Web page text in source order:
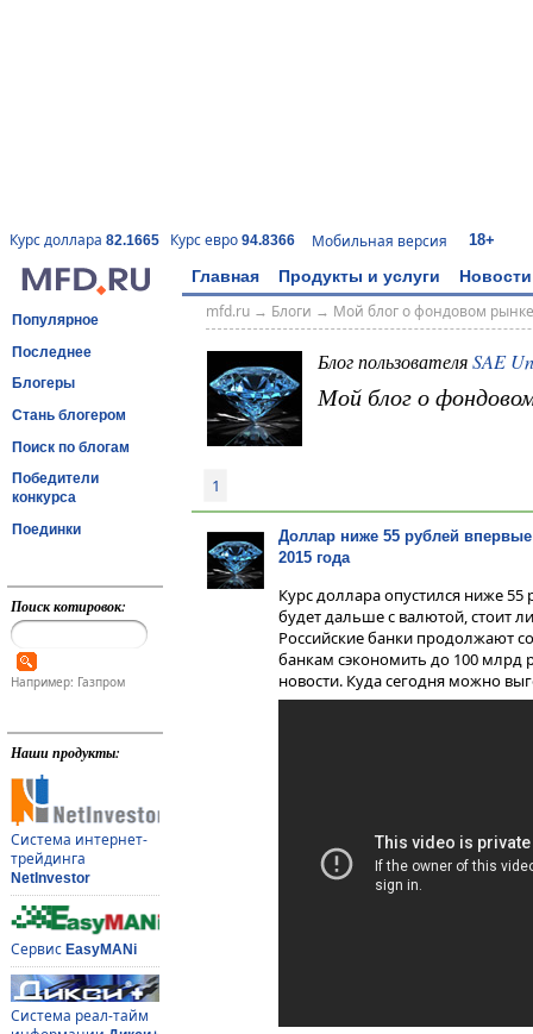
Курс доллара 82.1665 Курс евро 94.8366 Мобильная версия 18+
Главная Продукты и услуги Новости
Популярное
Последнее
Блогеры
Стань блогером
Поиск по блогам
Победители
конкурса
Поединки
Поиск котировок:
Например: Газпром
Наши продукты:
Система интернет-
трейдинга
NetInvestor
Сервис EasyMANi
Система реал-тайм
mfd.ru→ Блоги → Мой блог о фондовом рынке
Блог пользователяSAE
Мой блог о
1
Доллар ниже 55 рублей
2015 года
Курс доллара опустился ниже
будет дальше с валютой, стоит
Российские банки продолжают
банкам сэкономить до 100 млрд
новости. Куда сегодня можно